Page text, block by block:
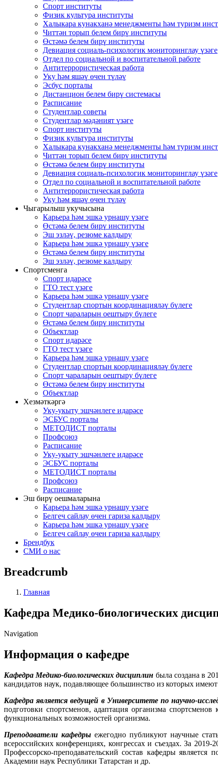
Спорт институты
Физик культура институты
Халыкара кунакханә менеджменты һәм туризм
Читтән торып белем бирү институты
Өстәмә белем бирү институты
Девиация социаль-психологик мониторинглау үзәге
Отдел по социальной и воспитательной работе
Антитеррористическая работа
Уку һәм яшәү өчен түләү
Эсбус порталы
Дистанцион белем бирү системасы
Расписание
Студентлар советы
Студентлар мәдәният үзәге
Спорт институты
Физик культура институты
Халыкара кунакханә менеджменты һәм туризм
Читтән торып белем бирү институты
Өстәмә белем бирү институты
Девиация социаль-психологик мониторинглау үзәге
Отдел по социальной и воспитательной работе
Антитеррористическая работа
Уку һәм яшәү өчен түләү
Чыгарылыш укучысына
Карьера һәм эшкә урнашу үзәге
Өстәмә белем бирү институты
Эш эзләү, резюме калдыру
Карьера һәм эшкә урнашу үзәге
Өстәмә белем бирү институты
Эш эзләү, резюме калдыру
Спортсменга
Спорт идарәсе
ГТО тест үзәге
Карьера һәм эшкә урнашу үзәге
Студентлар спортын координацияләү бүлеге
Спорт чараларын оештыру бүлеге
Өстәмә белем бирү институты
Объектлар
Спорт идарәсе
ГТО тест үзәге
Карьера һәм эшкә урнашу үзәге
Студентлар спортын координацияләү бүлеге
Спорт чараларын оештыру бүлеге
Өстәмә белем бирү институты
Объектлар
Хезмәткәргә
Уку-укыту эшчәнлеге идарәсе
ЭСБУС порталы
МЕТОДИСТ порталы
Профсоюз
Расписание
Уку-укыту эшчәнлеге идарәсе
ЭСБУС порталы
МЕТОДИСТ порталы
Профсоюз
Расписание
Эш бирү оешмаларына
Карьера һәм эшкә урнашу үзәге
Белгеч сайлау өчен гариза калдыру
Карьера һәм эшкә урнашу үзәге
Белгеч сайлау өчен гариза калдыру
Брендбук
СМИ о нас
Breadcrumb
Главная
Кафедра Медико-биологических
Navigation
Информация о кафедре
Кафедра Медико-биологических дисциплин была создана в
кандидатов наук, подавляющее большинство из которых
Кафедра является ведущей в Университете по научно-
подготовки спортсменов, адаптация организма
функциональных возможностей организма.
Преподаватели кафедрыежегодно публикуют научные
всероссийских конференциях, конгрессах и съездах. За
Профессорско-преподавательский состав кафедры
Академии наук Республики Татарстан и др.